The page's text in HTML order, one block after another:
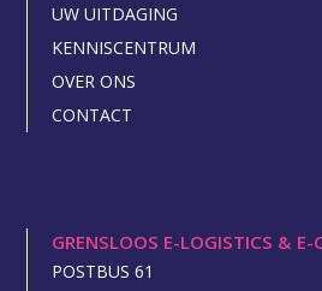
UW UITDAGING
KENNISCENTRUM
OVER ONS
CONTACT
GRENSLOOS E-LOGISTICS & E-
POSTBUS 61